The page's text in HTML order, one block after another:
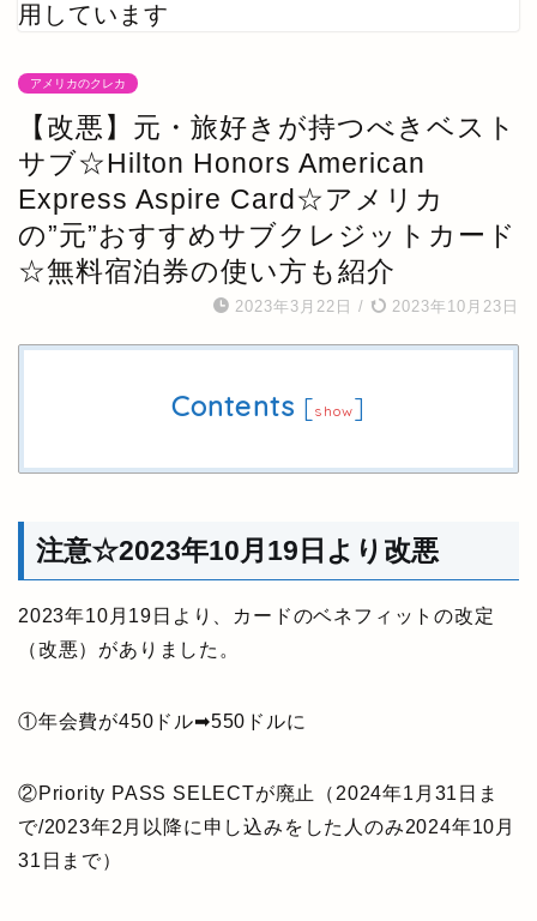
用しています
アメリカのクレカ
【改悪】元・旅好きが持つべきベスト
サブ☆Hilton Honors American
Express Aspire Card☆アメリカ
の”元”おすすめサブクレジットカード
☆無料宿泊券の使い方も紹介
2023年3月22日 / 2023年10月23日
Contents [show]
注意☆2023年10月19日より改悪
2023年10月19日より、カードのベネフィットの改定
（改悪）がありました。
①年会費が450ドル➡550ドルに
②Priority PASS SELECTが廃止（2024年1月31日ま
で/2023年2月以降に申し込みをした人のみ2024年10月
31日まで）